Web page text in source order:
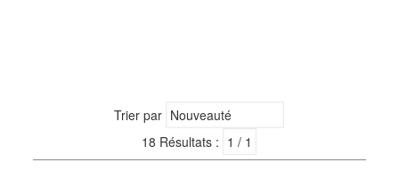
Trier par
18 Résultats :